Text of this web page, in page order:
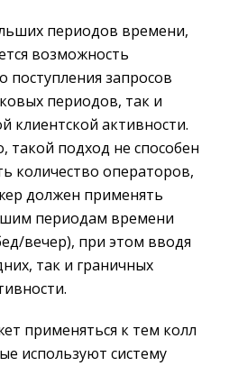
периодов времени,
возможность
поступления запросов
периодов, так и
клиентской активности.
такой подход не способен
количество операторов,
должен применять
периодам времени
вечер), при этом вводя
так и граничных
применяться к тем колл
используют систему